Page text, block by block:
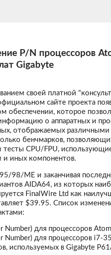
P/N процессоров
Gigabyte
своей платной
сайте проекта
которое
о аппаратных и
отображаемых
бенчмарков,
тесты CPU/FPU,
и иных компонентов.
98/ME и заканчивая
AIDA64, из которых
FinalWire Ltd как
$39.95. Список
Number) для процессоров
Number) для процессоров i7-
используемых в Gigabyte